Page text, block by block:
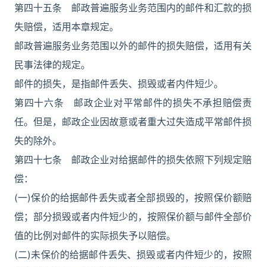
第四十五条 邮政普遍服务业务范围内的邮件和汇款的损
失赔偿，适用本章规定。
邮政普遍服务业务范围以外的邮件的损失赔偿，适用有关
民事法律的规定。
邮件的损失，是指邮件丢失、损毁或者内件短少。
第四十六条 邮政企业对平常邮件的损失不承担赔偿责
任。但是，邮政企业因故意或者重大过失造成平常邮件损
失的除外。
第四十七条 邮政企业对给据邮件的损失依照下列规定赔
偿：
(一)保价的给据邮件丢失或者全部损毁的，按照保价额赔
偿；部分损毁或者内件短少的，按照保价额与邮件全部价
值的比例对邮件的实际损失予以赔偿。
(二)未保价的给据邮件丢失、损毁或者内件短少的，按照